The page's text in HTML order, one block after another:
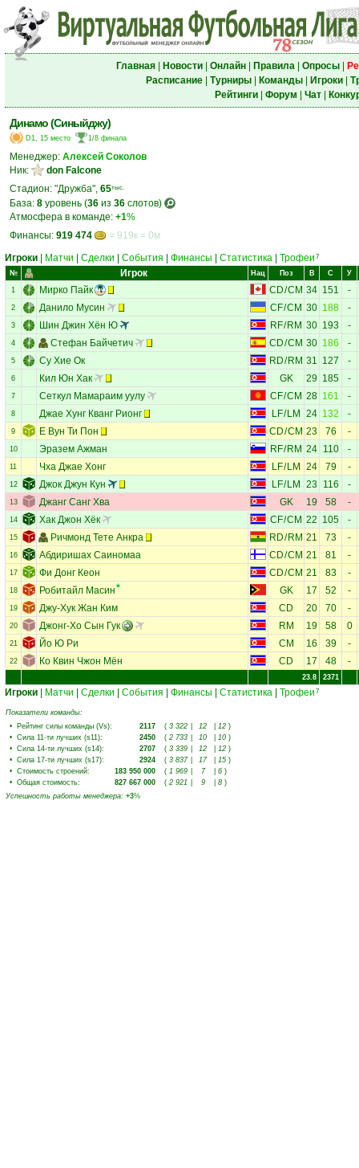
Главная| Новости| Онлайн| Правила| Опросы|
Расписание| Турниры| Команды| Игроки|
Рейтинги| Форум Чат|
Динамо (Синыйджу)
D1, 15 место 1/8 финала
Менеджер: Алексей Соколов
Ник:
don Falcone
Стадион: "Дружба", 65тыс.
База: 8 уровень (36 из 36 слотов)
Атмосфера в команде: +1%
Финансы: 919 474
= 919к = 0м
Игроки
Матчи Сделки События Финансы Статистика Трофеи 7
№ Игрок Нац Поз В С У
1 Мирко Пайк CD/CM 34 151 -
2 Данило Мусин CF/CM 30 188 -
3 Шин Джин Хён Ю RF/ RM 30 193 -
4 Стефан Байчетич CD/CM 30 186 -
5 Су Хие Ок RD/ RM 31 127 -
6 Кил Юн Хак GK 29 185 -
7 Сеткул Мамараим уулу CF/CM 28 161 -
8 Джае Хунг Кванг Рионг LF/ LM 24 132 -
9 Е Вун Ти Пон CD/CM 23 76 -
10 Эразем Ажман RF/ RM 24 110 -
11 Чха Джае Хонг LF/ LM 24 79 -
12 Джок Джун Кун LF/ LM 23 116 -
13 Джанг Санг Хва GK 19 58 -
14 Хак Джон Хёк CF/CM 22 105 -
15 Ричмонд Тете Анкра RD/ RM 21 73 -
16 Абдиришах Саиномаа CD/CM 21 81 -
17 Фи Донг Кеон CD/CM 21 83 -
18 Робитайл Масин GK 17 52 -
19 Джу-Хук Жан Ким CD 20 70 -
20 Джонг-Хо Сын Гук RM 19 58 0
21 Йо Ю Ри CM 16 39 -
22 Ко Квин Чжон Мён CD 17 48 -
23.8 2371
Игроки Матчи Сделки События Финансы Статистика Трофеи 7
Показатели команды:
• Рейтинг силы команды (Vs): 2117 ( 3 322 12 12 )
• Сила 11-ти лучших (s11): 2450 ( 2 733 10 10 )
• Сила 14-ти лучших (s14): 2707 ( 3 339 12 12 )
• Сила 17-ти лучших (s17): 2924 ( 3 837 17 15 )
• Стоимость строений: 183 950 000 ( 1 969 7 6 )
• Общая стоимость: 827 667 000 ( 2 921 9 8 )
Успешность работы менеджера: +3%